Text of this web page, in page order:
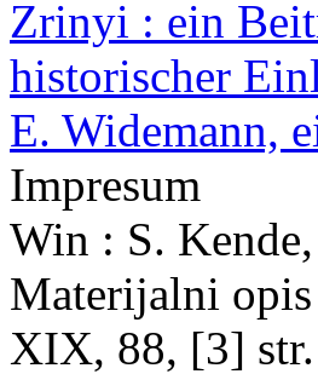
Zrinyi : ein
historischer
E. Widemann,
Impresum
Win : S.
Materijalni opis
XIX, 88, [3]